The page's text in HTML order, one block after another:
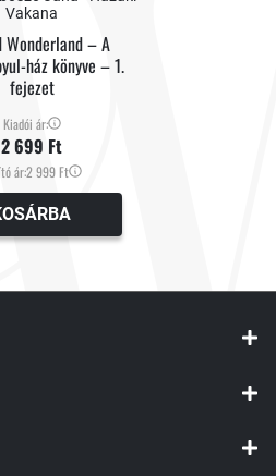
Vakana
Wonderland – A
ház könyve – 1.
fejezet
Kiadói ár:
2 699 Ft
ár:2 999 Ft